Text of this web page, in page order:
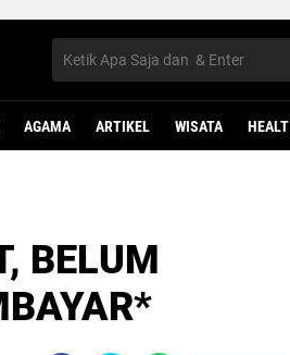
AGAMA ARTIKEL WISATA HEALT
BELUM